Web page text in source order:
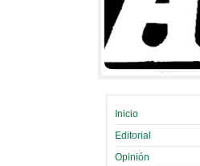
Inicio
Editorial
Opinión